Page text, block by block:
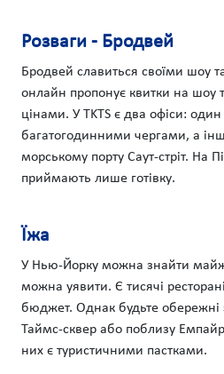
Розваги - Бродвей
Бродвей славиться своїми шоу
онлайн пропонує квитки на шоу
цінами. У TKTS є два офіси:
багатогодинними чергами, а
морському порту Саут-стріт. На
приймають лише готівку.
Їжа
У Нью-Йорку можна знайти майже
можна уявити. Є тисячі
бюджет. Однак будьте обережні
Таймс-сквер або поблизу
них є туристичними пастками.